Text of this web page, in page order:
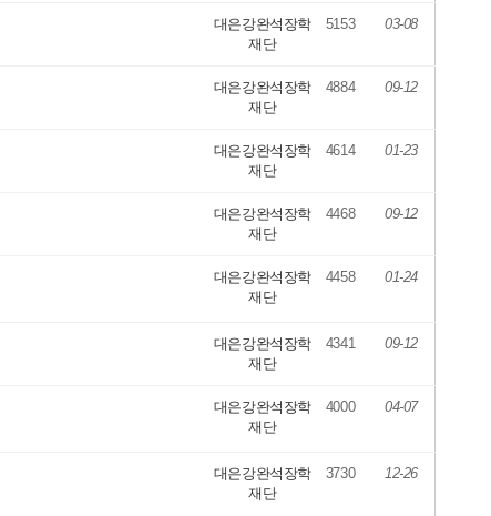
대은강완석장학
재단
5153 03-08
대은강완석장학
재단
4884 09-12
대은강완석장학
재단
4614 01-23
대은강완석장학
재단
4468 09-12
대은강완석장학
재단
4458 01-24
대은강완석장학
재단
4341 09-12
대은강완석장학
재단
4000 04-07
대은강완석장학
재단
3730 12-26